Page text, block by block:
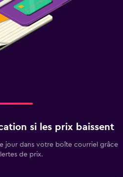
si les prix baissent
jour dans votre boîte courriel grâce
de prix.